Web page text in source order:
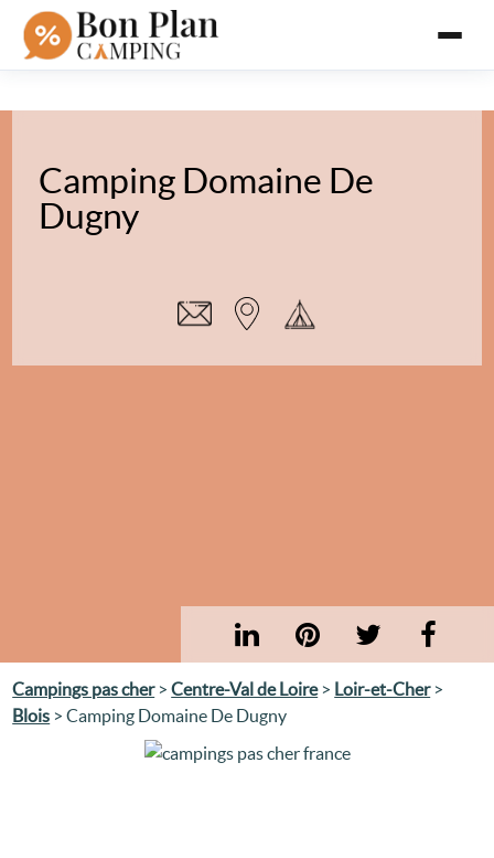
Camping Domaine De
Dugny
Campings pas cher>Centre-Val de Loire> Loir-et-Cher>
Blois > Camping Domaine De Dugny